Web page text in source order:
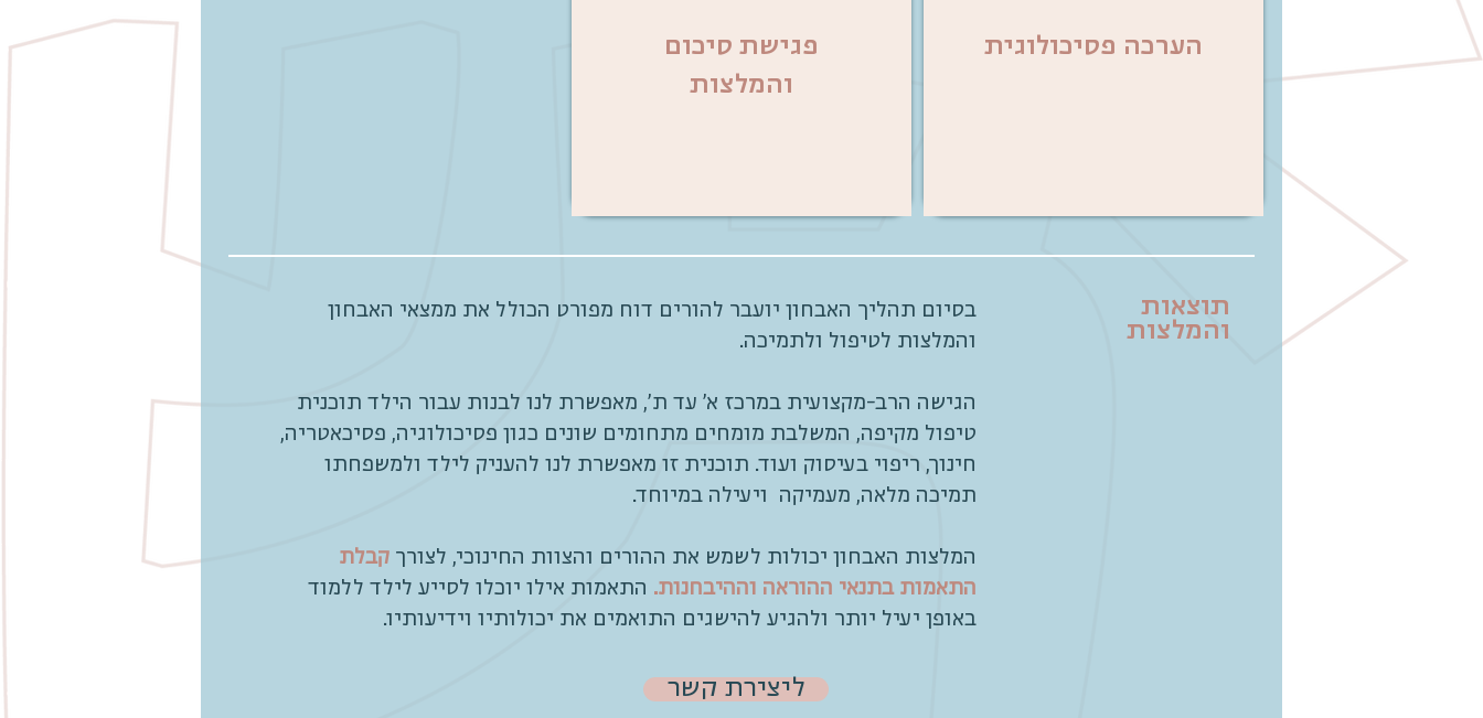
הערכה פסיכולוגית
פגישת סיכום
והמלצות
בסיום תהליך האבחון יועבר להורים דוח מפורט הכולל את ממצאי האבחון
והמלצות לטיפול ולתמיכה.
הגישה הרב-מקצועית במרכז א' עד ת', מאפשרת לנו לבנות עבור הילד תוכנית
טיפול מקיפה, המשלבת מומחים מתחומים שונים כגון פסיכולוגיה, פסיכאטריה,
חינוך, ריפוי בעיסוק ועוד. תוכנית זו מאפשרת לנו להעניק לילד ולמשפחתו
תמיכה מלאה, מעמיקה ויעילה במיוחד.
המלצות האבחון יכולות לשמש את ההורים והצוות החינוכי, לצורך קבלת
התאמות בתנאי ההוראה וההיבחנות. התאמות אילו יוכלו לסייע לילד ללמוד
באופן יעיל יותר ולהגיע להישגים התואמים את יכולותיו וידיעותיו.
תוצאות
והמלצות
ליצירת קשר